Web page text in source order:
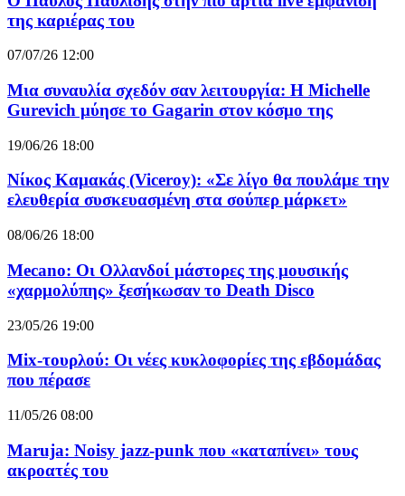
της καριέρας του
07/07/26 12:00
Μια συναυλία σχεδόν σαν λειτουργία: Η Michelle
Gurevich μύησε το Gagarin στον κόσμο της
19/06/26 18:00
Νίκος Καμακάς (Viceroy): «Σε λίγο θα πουλάμε την
ελευθερία συσκευασμένη στα σούπερ μάρκετ»
08/06/26 18:00
Mecano: Οι Ολλανδοί μάστορες της μουσικής
«χαρμολύπης» ξεσήκωσαν το Death Disco
23/05/26 19:00
Mix-τουρλού: Οι νέες κυκλοφορίες της εβδομάδας
που πέρασε
11/05/26 08:00
Maruja: Noisy jazz-punk που «καταπίνει» τους
ακροατές του